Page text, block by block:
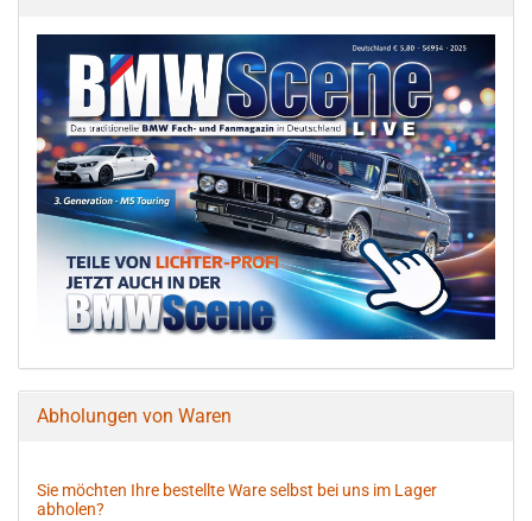
Abholungen von Waren
Sie möchten Ihre bestellte Ware selbst bei uns im Lager
abholen?